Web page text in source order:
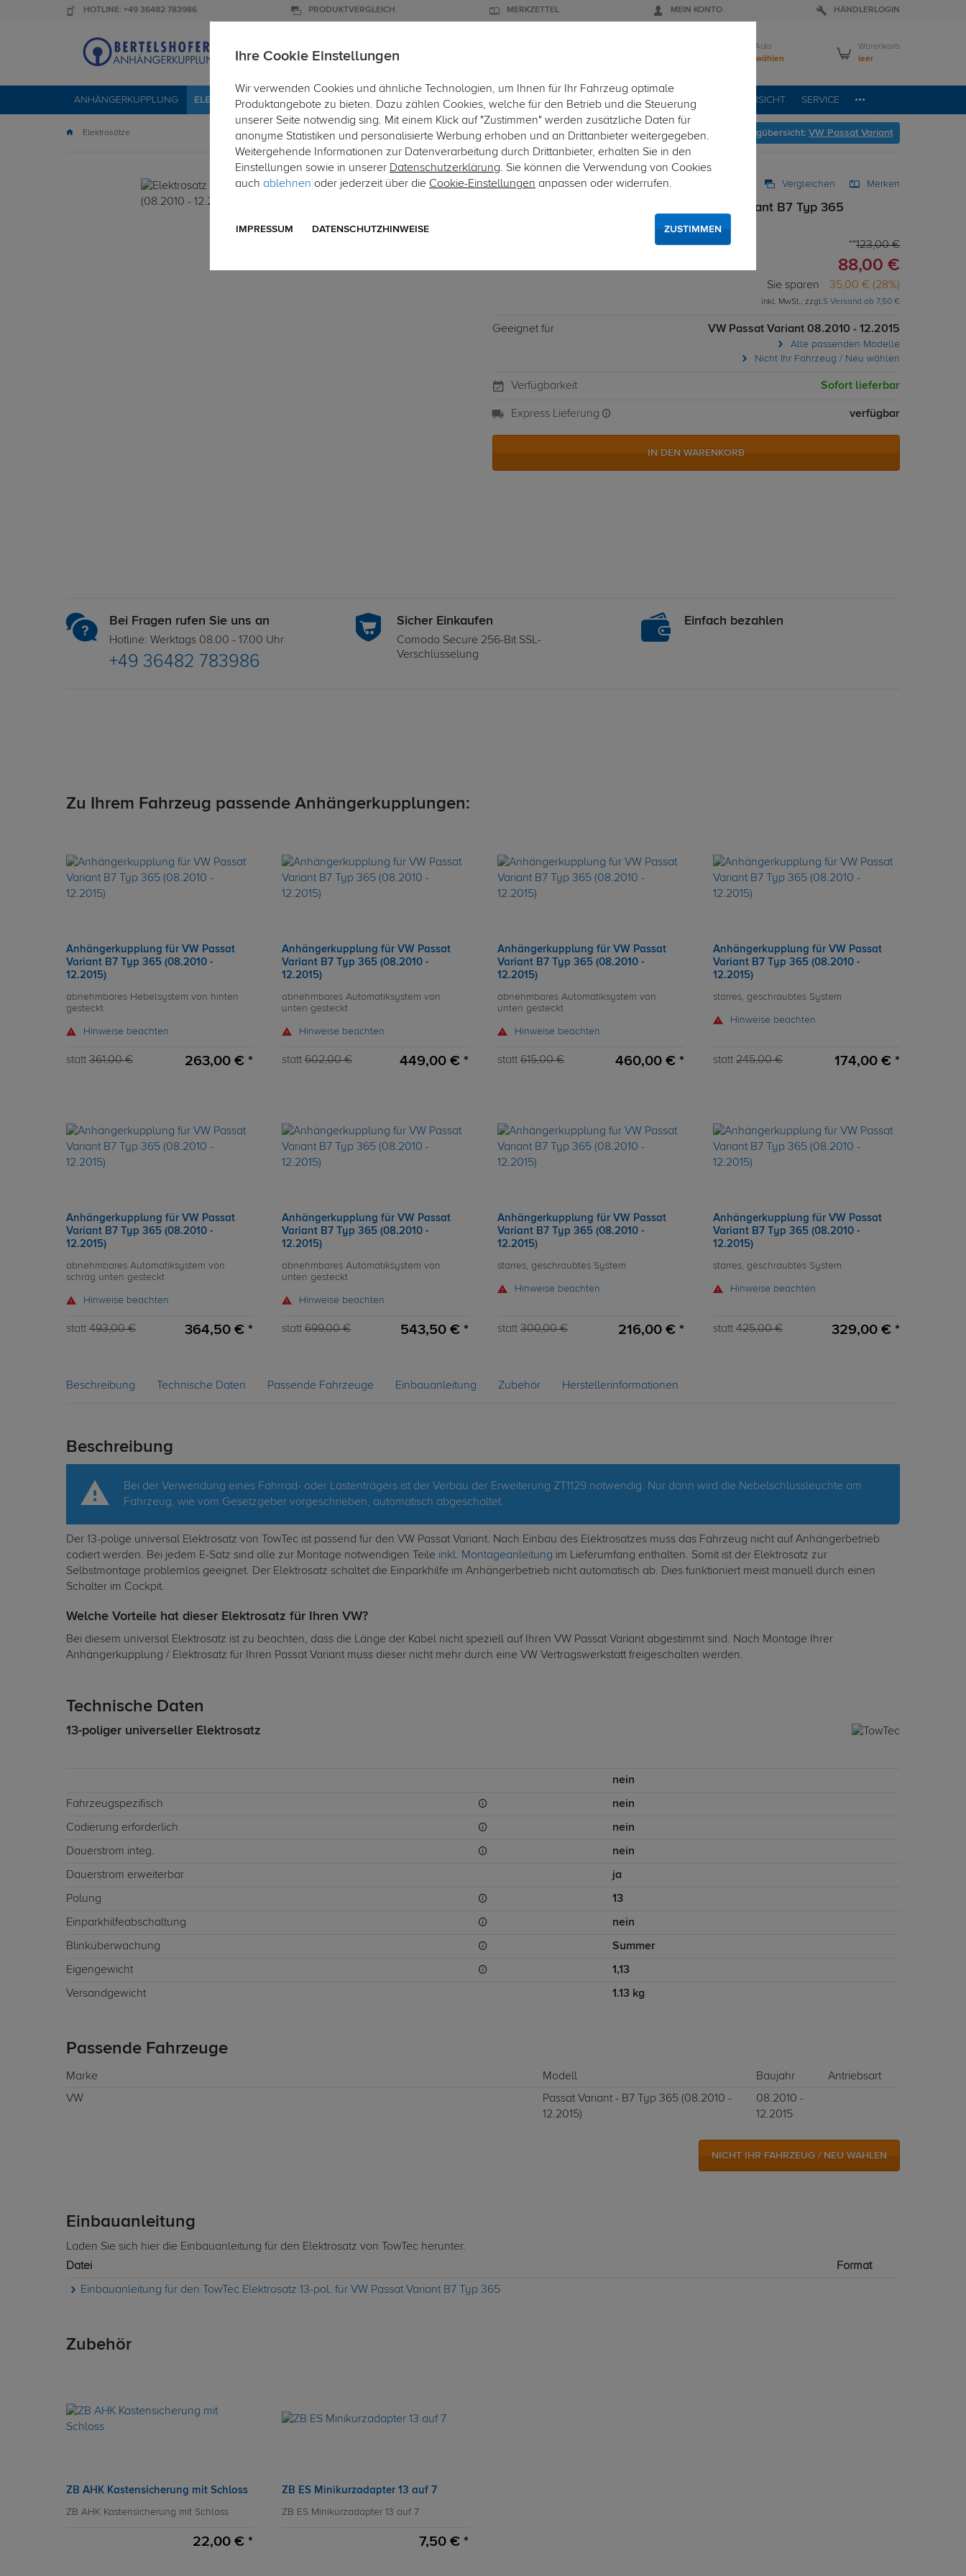
HOTLINE: +49 36482 783986 PRODUKTVERGLEICH MERKZETTEL MEIN KONTO HÄNDLERLOGIN
Mein Auto
Bitte wählen
Warenkorb
leer
ANHÄNGERKUPPLUNG ELEKTROSÄTZE DACHTRÄGER DACHBOXEN FAHRRADTRÄGER ZUBEHÖR EINBAUSERVICE FAHRZEUGÜBERSICHT SERVICE
Elektrosätze Hier geht's zur Fahrzeugübersicht: VW Passat Variant
Art.-Nr. 13CAN04-1451 Vergleichen Merken
TowTec Elektrosatz 13-pol. für VW Passat Variant B7 Typ 365
13-poliger universeller Elektrosatz
123,00 €
88,00 €
Sie sparen 35,00 € (28%)
inkl. MwSt., zzgl.S Versand ab 7,50 €
Geeignet für VW Passat Variant 08.2010 - 12.2015
Alle passenden Modelle
Nicht Ihr Fahrzeug / Neu wählen
Verfügbarkeit Sofort lieferbar
Express Lieferung verfügbar
IN DEN WARENKORB
Bei Fragen rufen Sie uns an
Hotline: Werktags 08.00 - 17.00 Uhr
+49 36482 783986
Sicher Einkaufen
Comodo Secure 256-Bit SSL-
Verschlüsselung
Einfach bezahlen
Zu Ihrem Fahrzeug passende Anhängerkupplungen:
Anhängerkupplung für VW Passat
Variant B7 Typ 365 (08.2010 -
12.2015)
abnehmbares Hebelsystem von hinten
gesteckt
Hinweise beachten
statt 361,00 € 263,00 € *
Anhängerkupplung für VW Passat
Variant B7 Typ 365 (08.2010 -
12.2015)
abnehmbares Automatiksystem von
unten gesteckt
Hinweise beachten
statt 602,00 € 449,00 € *
Anhängerkupplung für VW Passat
Variant B7 Typ 365 (08.2010 -
12.2015)
abnehmbares Automatiksystem von
unten gesteckt
Hinweise beachten
statt 615,00 € 460,00 € *
Anhängerkupplung für VW Passat
Variant B7 Typ 365 (08.2010 -
12.2015)
starres, geschraubtes System
Hinweise beachten
statt 245,00 € 174,00 € *
Anhängerkupplung für VW Passat
Variant B7 Typ 365 (08.2010 -
12.2015)
abnehmbares Automatiksystem von
schräg unten gesteckt
Hinweise beachten
statt 493,00 € 364,50 € *
Anhängerkupplung für VW Passat
Variant B7 Typ 365 (08.2010 -
12.2015)
abnehmbares Automatiksystem von
unten gesteckt
Hinweise beachten
statt 699,00 € 543,50 € *
Anhängerkupplung für VW Passat
Variant B7 Typ 365 (08.2010 -
12.2015)
starres, geschraubtes System
Hinweise beachten
statt 300,00 € 216,00 € *
Anhängerkupplung für VW Passat
Variant B7 Typ 365 (08.2010 -
12.2015)
starres, geschraubtes System
Hinweise beachten
statt 425,00 € 329,00 € *
Beschreibung Technische Daten Passende Fahrzeuge Einbauanleitung Zubehör Herstellerinformationen
Beschreibung
Bei der Verwendung eines Fahrrad- oder Lastenträgers ist der Verbau der Erweiterung ZT1129 notwendig. Nur dann wird die Nebelschlussleuchte am
Fahrzeug, wie vom Gesetzgeber vorgeschrieben, automatisch abgeschaltet.
Der 13-polige universal Elektrosatz von TowTec ist passend für den VW Passat Variant. Nach Einbau des Elektrosatzes muss das Fahrzeug nicht auf Anhängerbetrieb
codiert werden. Bei jedem E-Satz sind alle zur Montage notwendigen Teile inkl. Montageanleitung im Lieferumfang enthalten. Somit ist der Elektrosatz zur
Selbstmontage problemlos geeignet. Der Elektrosatz schaltet die Einparkhilfe im Anhängerbetrieb nicht automatisch ab. Dies funktioniert meist manuell durch einen
Schalter im Cockpit.
Welche Vorteile hat dieser Elektrosatz für Ihren VW?
Bei diesem universal Elektrosatz ist zu beachten, dass die Länge der Kabel nicht speziell auf Ihren VW Passat Variant abgestimmt sind. Nach Montage Ihrer
Anhängerkupplung / Elektrosatz für Ihren Passat Variant muss dieser nicht mehr durch eine VW Vertragswerkstatt freigeschalten werden.
Technische Daten
13-poliger universeller Elektrosatz
nein
Fahrzeugspezifisch nein
Codierung erforderlich nein
Dauerstrom integ. nein
Dauerstrom erweiterbar ja
Polung 13
Einparkhilfeabschaltung nein
Blinküberwachung Summer
Eigengewicht 1,13
Versandgewicht 1.13 kg
Passende Fahrzeuge
Marke Modell Baujahr
Antriebsart
VW
Passat Variant - B7 Typ 365 (08.2010 -
12.2015)
08.2010 -
12.2015
NICHT IHR FAHRZEUG / NEU WÄHLEN
Einbauanleitung
Laden Sie sich hier die Einbauanleitung für den Elektrosatz von TowTec herunter.
Datei
Format
Einbauanleitung für den TowTec Elektrosatz 13-pol. für VW Passat Variant B7 Typ 365
Zubehör
ZB AHK Kastensicherung mit Schloss
ZB AHK Kastensicherung mit Schloss
22,00 € *
ZB ES Minikurzadapter 13 auf 7
ZB ES Minikurzadapter 13 auf 7
7,50 € *
Ihre Cookie Einstellungen
Wir verwenden Cookies und ähnliche Technologien, um Ihnen für Ihr Fahrzeug optimale
Produktangebote zu bieten. Dazu zählen Cookies, welche für den Betrieb und die Steuerung
unserer Seite notwendig sing. Mit einem Klick auf "Zustimmen" werden zusätzliche Daten für
anonyme Statistiken und personalisierte Werbung erhoben und an Drittanbieter weitergegeben.
Weitergehende Informationen zur Datenverarbeitung durch Drittanbieter, erhalten Sie in den
Einstellungen sowie in unserer Datenschutzerklärung. Sie können die Verwendung von Cookies
auch ablehnen oder jederzeit über die Cookie-Einstellungen anpassen oder widerrufen.
IMPRESSUM DATENSCHUTZHINWEISE ZUSTIMMEN